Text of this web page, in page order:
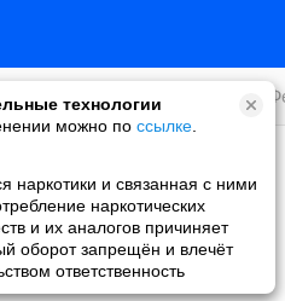
технологии
можно по ссылке
наркотики и связанная с ними
наркотических
и их аналогов причиняет
оборот запрещён и влечёт
ответственность
не найдено